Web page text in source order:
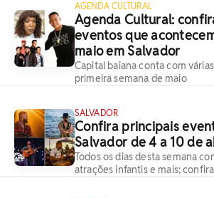
AGENDA CULTURAL
Agenda Cultural:
eventos que
maio em Salvador
Capital baiana conta com
primeira semana de maio
SALVADOR
Confira principais
Salvador de 4 a 10 de
Todos os dias desta semana
atrações infantis e mais;